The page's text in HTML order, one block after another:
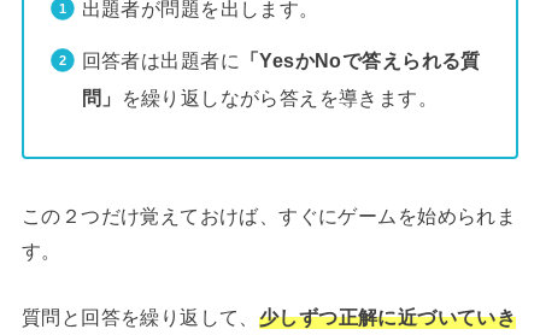
出題者が問題を出します。
回答者は出題者に
「YesかNoで答えられる質
問」
を繰り返しながら答えを導きます。
この２つだけ覚えておけば、すぐにゲームを始められま
す。
質問と回答を繰り返して、 少しずつ正解に近づいていき